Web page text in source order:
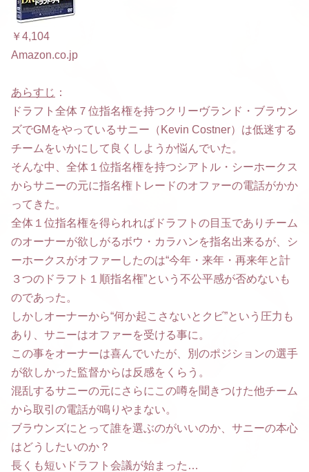
￥4,104
Amazon.co.jp
あらすじ ：
ドラフト全体７位指名権を持つクリーヴランド・ブラウン
ズでGMをやっているサニー（Kevin Costner）は低迷する
チームをいかにして良くしようか悩んでいた。
そんな中、全体１位指名権を持つシアトル・シーホークス
からサニーの元に指名権トレードのオファーの電話がかか
ってきた。
全体１位指名権を得られればドラフトの目玉でありチーム
のオーナーが欲しがるボウ・カラハンを指名出来るが、シ
ーホークスがオファーしたのは“今年・来年・再来年と計
３つのドラフト１順指名権”という不公平感が否めないも
のであった。
しかしオーナーから“何か起こさないとクビ”という圧力も
あり、サニーはオファーを受ける事に。
この事をオーナーは喜んでいたが、別のポジションの選手
が欲しかった監督からは反感をくらう。
混乱するサニーの元にさらにこの噂を聞きつけた他チーム
から取引の電話が鳴りやまない。
ブラウンズにとって誰を選ぶのがいいのか、サニーの本心
はどうしたいのか？
長くも短いドラフト会議が始まった…